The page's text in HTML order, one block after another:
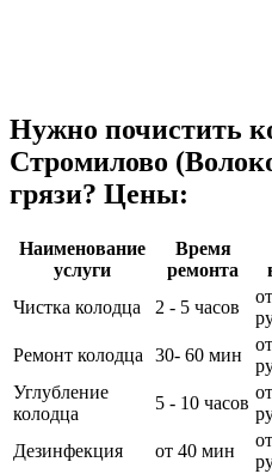
Нужно почистить
Стромилово
грязи? Цены:
Наименование
услуги
Время
ремонта
Чистка колодца
2 - 5 часов
Ремонт колодца
30- 60 мин
Углубление
колодца
5 - 10 часов
Дезинфекция
от 40 мин